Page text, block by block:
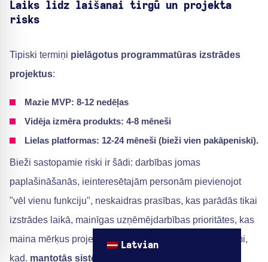
Laiks līdz laišanai tirgū un projekta
risks
Tipiski termiņi pielāgotus programmatūras izstrādes
projektus:
Mazie MVP: 8-12 nedēļas
Vidēja izmēra produkts: 4-8 mēneši
Lielas platformas: 12-24 mēneši (bieži vien pakāpeniski).
Bieži sastopamie riski ir šādi: darbības jomas
paplašināšanās, ieinteresētajām personām pievienojot
"vēl vienu funkciju", neskaidras prasības, kas parādās tikai
izstrādes laikā, mainīgas uzņēmējdarbības prioritātes, kas
maina mērķus projekta vidū, un integrācijas pārsteigumi,
kad. mantotās sistēmas
Latvian